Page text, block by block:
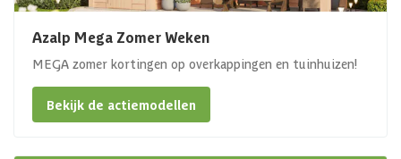
Azalp Mega Zomer Weken
MEGA zomer kortingen op overkappingen en tuinhuizen!
Bekijk de actiemodellen